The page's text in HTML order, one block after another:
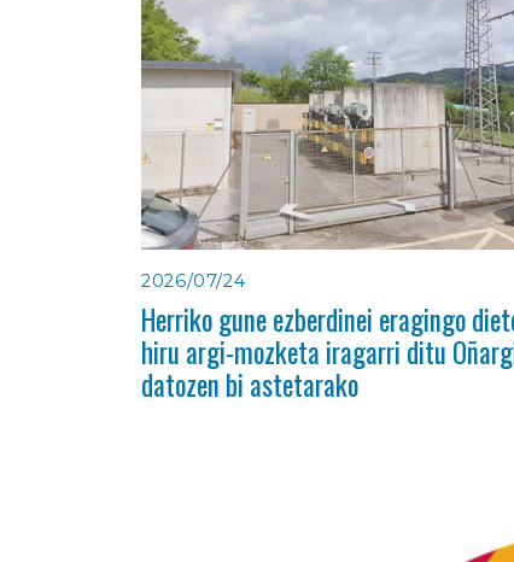
2026/07/24
Herriko gune ezberdinei eragingo
hiru argi-mozketa iragarri ditu
datozen bi astetarako